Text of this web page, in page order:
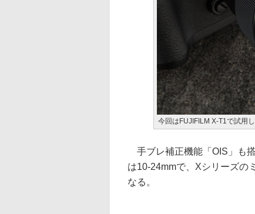
今回はFUJIFILM X-T1で試用
手ブレ補正機能「OIS」も
は10-24mmで、Xシリーズの
なる。